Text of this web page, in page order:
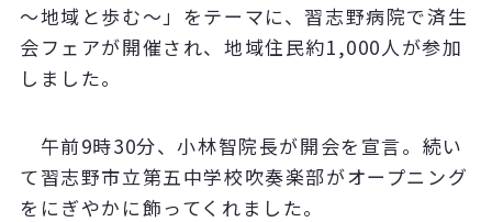
～地域と歩む～」をテーマに、習志野病院で済生
会フェアが開催され、地域住民約1,000人が参加
しました。
午前9時30分、小林智院長が開会を宣言。続い
て習志野市立第五中学校吹奏楽部がオープニング
をにぎやかに飾ってくれました。